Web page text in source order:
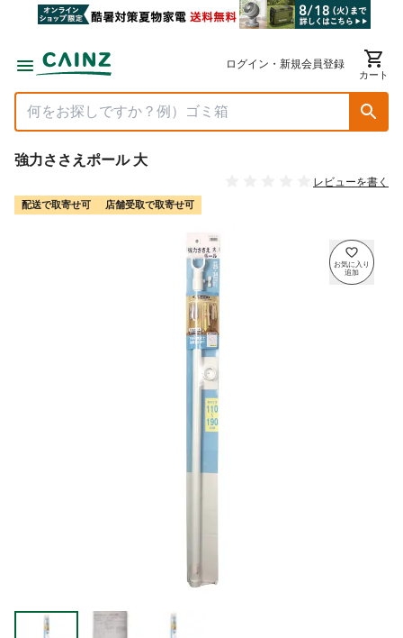
ログイン・新規会員登録
カート
強力ささえポール 大
レビューを書く
配送で取寄せ可 店舗受取で取寄せ可